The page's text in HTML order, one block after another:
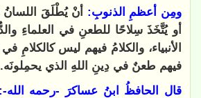
ومِن أعظمِ الذنوبِ: أنْ يُطْلَقَ
أو يُتَّخَذَ سِلاحًا للطعنِ في العلماءِ
الأنبياء، والكلامُ فيهم ليس كالكلامِ
فيهم طعنٌ في دِينِ اللهِ الذي يحمِلونَه.
قال الحافظُ ابنُ عساكرَ -رحمه الله-: